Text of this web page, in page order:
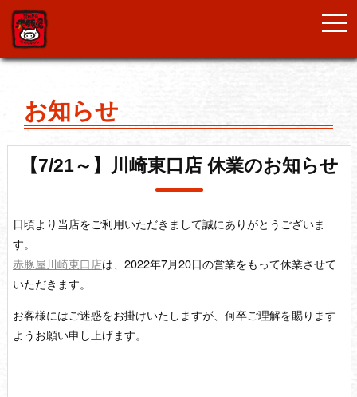
お知らせ
【7/21～】川崎東口店 休業のお知らせ
日頃より当店をご利用いただきまして誠にありがとうございま
す。
赤豚屋川崎東口店は、2022年7月20日の営業をもって休業させて
いただきます。
お客様にはご迷惑をお掛けいたしますが、何卒ご理解を賜ります
ようお願い申し上げます。